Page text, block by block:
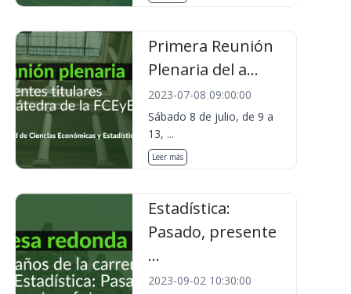
Primera Reunión
Plenaria del a...
2023-07-08 09:00:00
Sábado 8 de julio, de 9 a
13, ...
Leer más
Estadística:
Pasado, presente
...
2023-09-02 10:30:00